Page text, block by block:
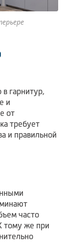
гарнитур,
и
от
требует
и правильной
часто
тому же при